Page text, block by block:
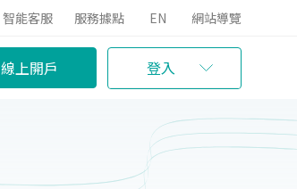
智能客服 服務據點 EN 網站導覽
線上開戶 登入